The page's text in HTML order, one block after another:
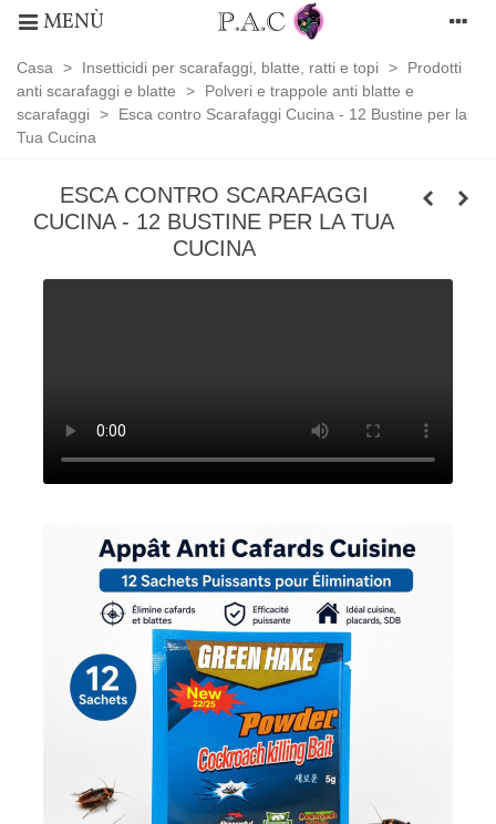
MENÙ
Casa > Insetticidi per scarafaggi, blatte, ratti e topi >
Prodotti
anti scarafaggi e blatte
>
Polveri e trappole anti blatte e
scarafaggi >
Esca contro Scarafaggi Cucina - 12 Bustine per la
Tua Cucina
ESCA CONTRO SCARAFAGGI
CUCINA - 12 BUSTINE PER LA TUA
CUCINA
blatte
scarafaggi